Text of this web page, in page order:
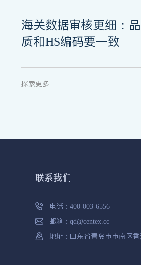
海关数据审核更细：
质和HS编码要一致
探索更多
联系我们
电话： 400-003-6556
邮箱： qd@centex.cc
地址：山东省青岛市市南区